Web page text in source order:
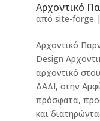
Αρχοντικό
από site-forge |
Αρχοντικό
Design
αρχοντικό
ΔΑΔΙ, στην
πρόσφατα,
και